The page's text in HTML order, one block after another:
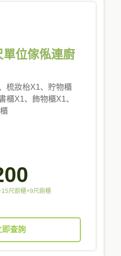
單位傢俬連廚
梳妝枱X1、貯物櫃
櫃X1、飾物櫃X1、
尺廚櫃+9尺廁櫃
即查詢